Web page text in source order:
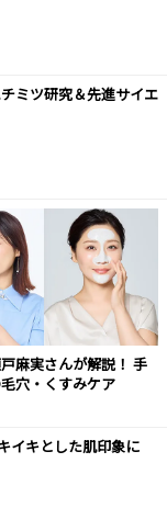
ミツ研究＆先進サイエ
麻実さんが解説！ 手
穴・くすみケア
イキとした肌印象に